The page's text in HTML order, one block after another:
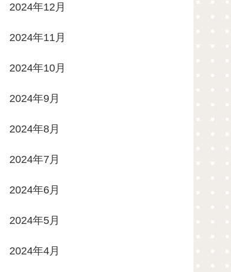
2024年12月
2024年11月
2024年10月
2024年9月
2024年8月
2024年7月
2024年6月
2024年5月
2024年4月